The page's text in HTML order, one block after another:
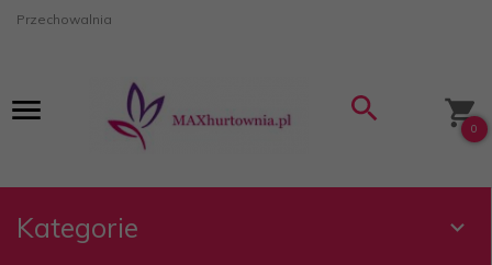
Przechowalnia
0
Kategorie